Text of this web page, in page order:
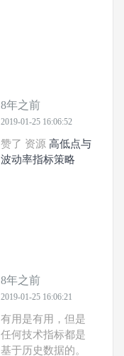
8年之前
2019-01-25 16:06:52
赞了 资源 高低点与
波动率指标策略
8年之前
2019-01-25 16:06:21
有用是有用，但是
任何技术指标都是
基于历史数据的。